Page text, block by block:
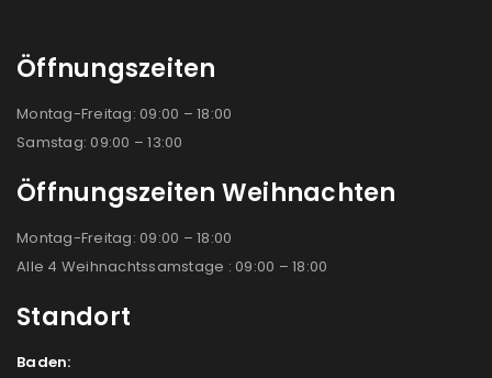
Öffnungszeiten
Montag-Freitag: 09:00 – 18:00
Samstag: 09:00 – 13:00
Öffnungszeiten Weihnachten
Montag-Freitag: 09:00 – 18:00
Alle 4 Weihnachtssamstage : 09:00 – 18:00
Standort
Baden: